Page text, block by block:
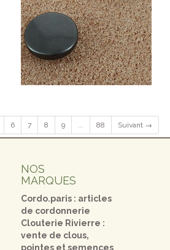
6 7 8 9 ... 88 Suivant →
NOS
MARQUES
Cordo.paris : articles
de cordonnerie
Clouterie Rivierre :
vente de clous,
pointes et semences